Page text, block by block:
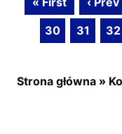
30
31 32
Strona główna »